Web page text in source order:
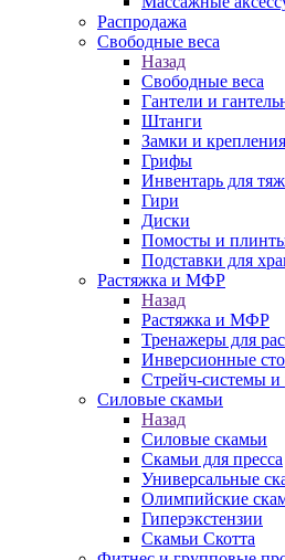
Распродажа
Свободные веса
Назад
Свободные веса
Гантели и
Штанги
Замки и крепления
Грифы
Инвентарь для
Гири
Диски
Помосты и
Подставки для
Растяжка и МФР
Назад
Растяжка и МФР
Тренажеры для
Инверсионные
Стрейч-системы
Силовые скамьи
Назад
Силовые скамьи
Скамьи для пресса
Универсальные
Олимпийские
Гиперэкстензии
Скамьи Скотта